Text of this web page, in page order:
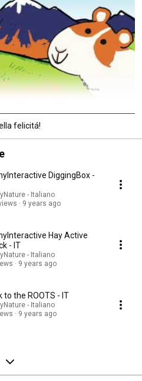
felicitá!
DiggingBox -
- Italiano
9 years ago
Hay Active
- IT
- Italiano
9 years ago
to the ROOTS - IT
- Italiano
9 years ago